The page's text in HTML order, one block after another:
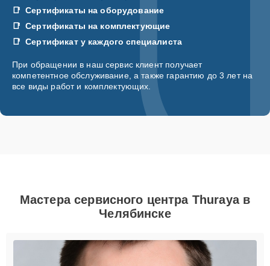
Сертификаты на оборудование
Сертификаты на комплектующие
Сертификат у каждого специалиста
При обращении в наш сервис клиент получает
компетентное обслуживание, а также гарантию до 3 лет на
все виды работ и комплектующих.
Мастера сервисного центра Thuraya в
Челябинске